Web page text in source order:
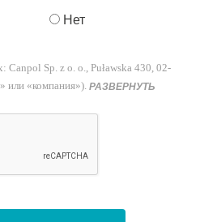
Нет
Sp. z o. o., Puławska 430, 02-
или «компания»). РАЗВЕРНУТЬ
ваши персональные данные, чтобы:
перед вами, включая обеспечение
персональных данных в этом случае